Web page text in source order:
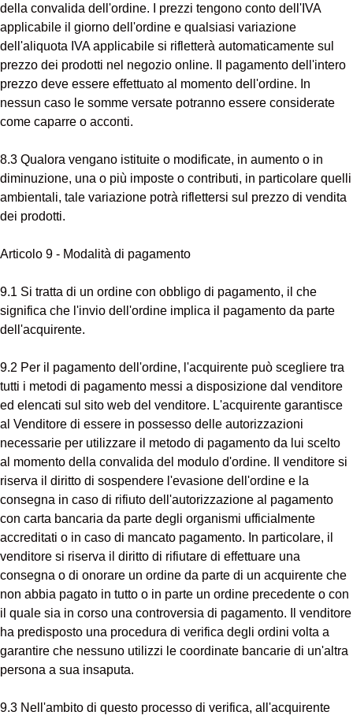
della convalida dell'ordine. I prezzi tengono conto dell'IVA
applicabile il giorno dell'ordine e qualsiasi variazione
dell'aliquota IVA applicabile si rifletterà automaticamente sul
prezzo dei prodotti nel negozio online. Il pagamento dell'intero
prezzo deve essere effettuato al momento dell'ordine. In
nessun caso le somme versate potranno essere considerate
come caparre o acconti.
8.3 Qualora vengano istituite o modificate, in aumento o in
diminuzione, una o più imposte o contributi, in particolare quelli
ambientali, tale variazione potrà riflettersi sul prezzo di vendita
dei prodotti.
Articolo 9 - Modalità di pagamento
9.1 Si tratta di un ordine con obbligo di pagamento, il che
significa che l'invio dell'ordine implica il pagamento da parte
dell'acquirente.
9.2 Per il pagamento dell'ordine, l'acquirente può scegliere tra
tutti i metodi di pagamento messi a disposizione dal venditore
ed elencati sul sito web del venditore. L'acquirente garantisce
al Venditore di essere in possesso delle autorizzazioni
necessarie per utilizzare il metodo di pagamento da lui scelto
al momento della convalida del modulo d'ordine. Il venditore si
riserva il diritto di sospendere l'evasione dell'ordine e la
consegna in caso di rifiuto dell'autorizzazione al pagamento
con carta bancaria da parte degli organismi ufficialmente
accreditati o in caso di mancato pagamento. In particolare, il
venditore si riserva il diritto di rifiutare di effettuare una
consegna o di onorare un ordine da parte di un acquirente che
non abbia pagato in tutto o in parte un ordine precedente o con
il quale sia in corso una controversia di pagamento. Il venditore
ha predisposto una procedura di verifica degli ordini volta a
garantire che nessuno utilizzi le coordinate bancarie di un'altra
persona a sua insaputa.
9.3 Nell'ambito di questo processo di verifica, all'acquirente